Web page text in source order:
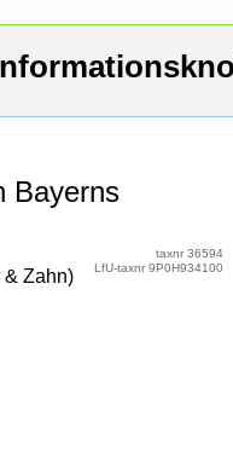
Bayerns
& Zahn)
taxnr 36594
LfU-taxnr 9P0H934100